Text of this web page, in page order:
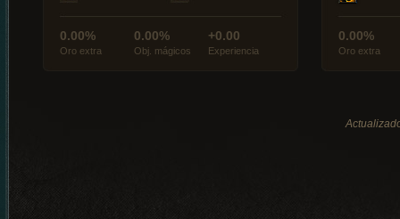
0.00%
Oro extra
0.00%
Obj. mágicos
+0.00
Experiencia
0.00%
Oro extra